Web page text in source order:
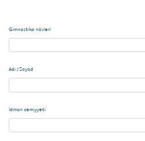
Gimnastika növləri
Adı / Soyad
İdman cəmiyyəti